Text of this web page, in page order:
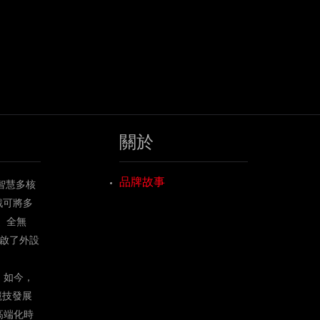
慧多核
可將多
全無
了外設
今，
發展
端化時
關於
品牌故事